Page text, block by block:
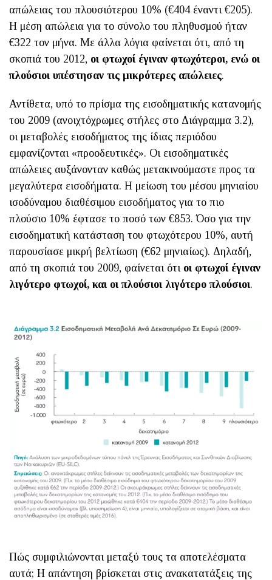
απώλειας του πλουσιότερου 10% (€404 έναντι €205).
Η μέση απώλεια για το σύνολο του πληθυσμού ήταν
€322 τον μήνα. Με άλλα λόγια φαίνεται ότι, από τη
σκοπιά του 2012, οι φτωχοί έγιναν φτωχότεροι, ενώ οι
πλούσιοι υπέστησαν τις μικρότερες απώλειες.
Αντίθετα, υπό το πρίσμα της εισοδηματικής κατανομής
του 2009 (ανοιχτόχρωμες στήλες στο Διάγραμμα 3.2),
οι μεταβολές εισοδήματος της ίδιας περιόδου
εμφανίζονται «προοδευτικές». Οι εισοδηματικές
απώλειες αυξάνονταν καθώς μετακινούμαστε προς τα
μεγαλύτερα εισοδήματα. Η μείωση του μέσου μηνιαίου
ισοδύναμου διαθέσιμου εισοδήματος για το πιο
πλούσιο 10% έφτασε το ποσό των €853. Όσο για την
εισοδηματική κατάσταση του φτωχότερου 10%, αυτή
παρουσίασε μικρή βελτίωση (€62 μηνιαίως). Δηλαδή,
από τη σκοπιά του 2009, φαίνεται ότι οι φτωχοί έγιναν
λιγότερο φτωχοί, και οι πλούσιοι λιγότερο πλούσιοι.
Πώς συμφιλιώνονται μεταξύ τους τα αποτελέσματα
αυτά; Η απάντηση βρίσκεται στις ανακατατάξεις της